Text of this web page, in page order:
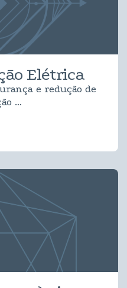
Elétrica
e redução de
…